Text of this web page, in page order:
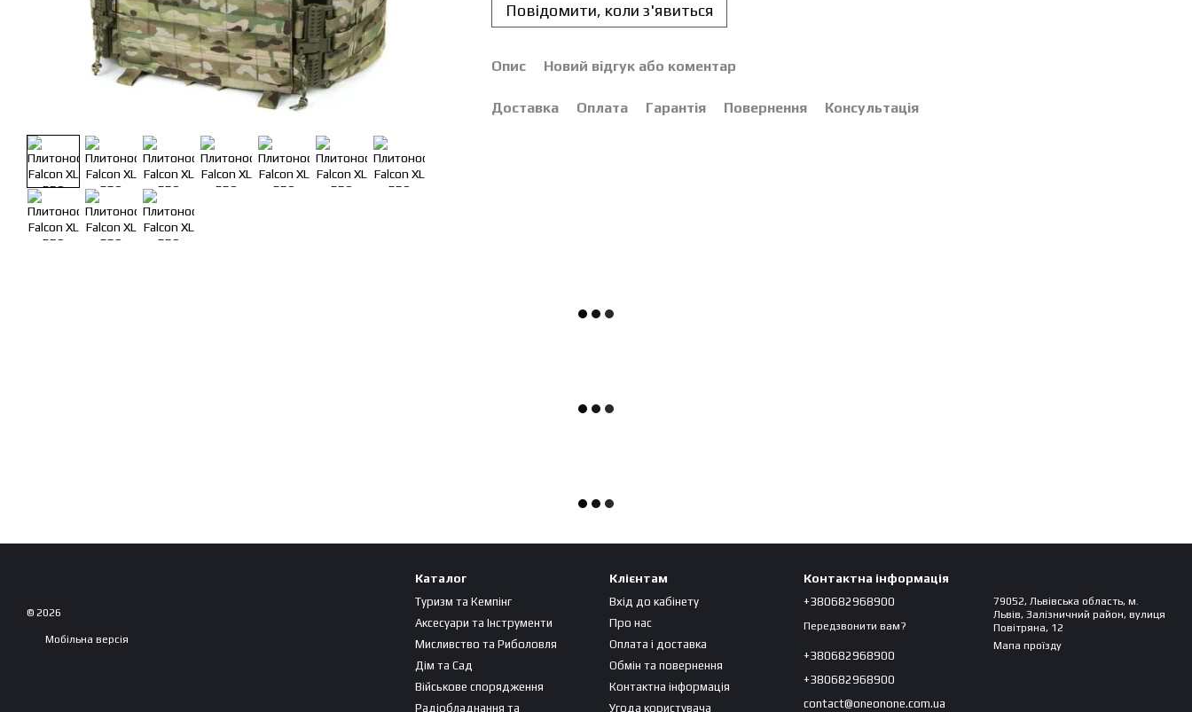
Повідомити, коли з'явиться
Опис Новий відгук або коментар
Доставка Оплата Гарантія Повернення Консультація
© 2026
Мобільна версія
Каталог
Туризм та Кемпінг
Аксесуари та Інструменти
Мисливство та Риболовля
Дім та Сад
Військове спорядження
Радіобладнання та
Клієнтам
Вхід до кабінету
Про нас
Оплата і доставка
Обмін та повернення
Контактна інформація
Угода користувача
Контактна інформація
+380682968900
Передзвонити вам?
+380682968900
+380682968900
contact@oneonone.com.ua
79052, Львівська область, м.
Львів, Залізничний район, вулиця
Повітряна, 12
Мапа проїзду